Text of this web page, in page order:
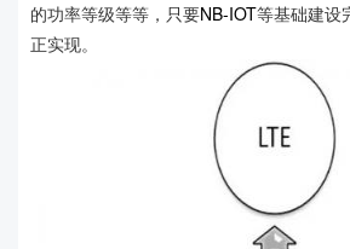
的功率等级等等，只要NB-IOT等基础建设
正实现。